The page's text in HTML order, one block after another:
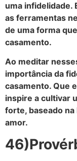
uma infidelidade.
as ferramentas
de uma forma
casamento.
Ao meditar
importância da
casamento. Que
inspire a cultivar
forte, baseado
amor.